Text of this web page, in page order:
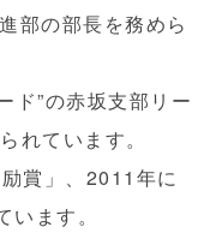
部の部長を務めら
ド”の赤坂支部リー
れています。
賞」、2011年に
ます。